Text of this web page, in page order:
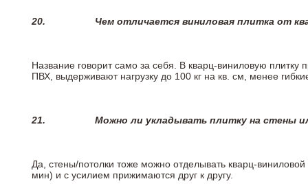
20. Чем отличается виниловая плитка от
Название говорит само за себя. В кварц-виниловую
ПВХ, выдерживают нагрузку до 100 кг на кв. см, менее
21. Можно ли укладывать плитку на стены
Да, стены/потолки тоже можно отделывать кварц-
мин) и с усилием прижимаются друг к другу.